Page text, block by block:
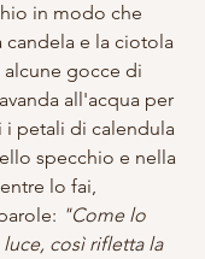
in modo che
candela e la ciotola
gocce di
all'acqua per
i petali di calendula
specchio e nella
lo fai,
"Come lo
così rifletta la